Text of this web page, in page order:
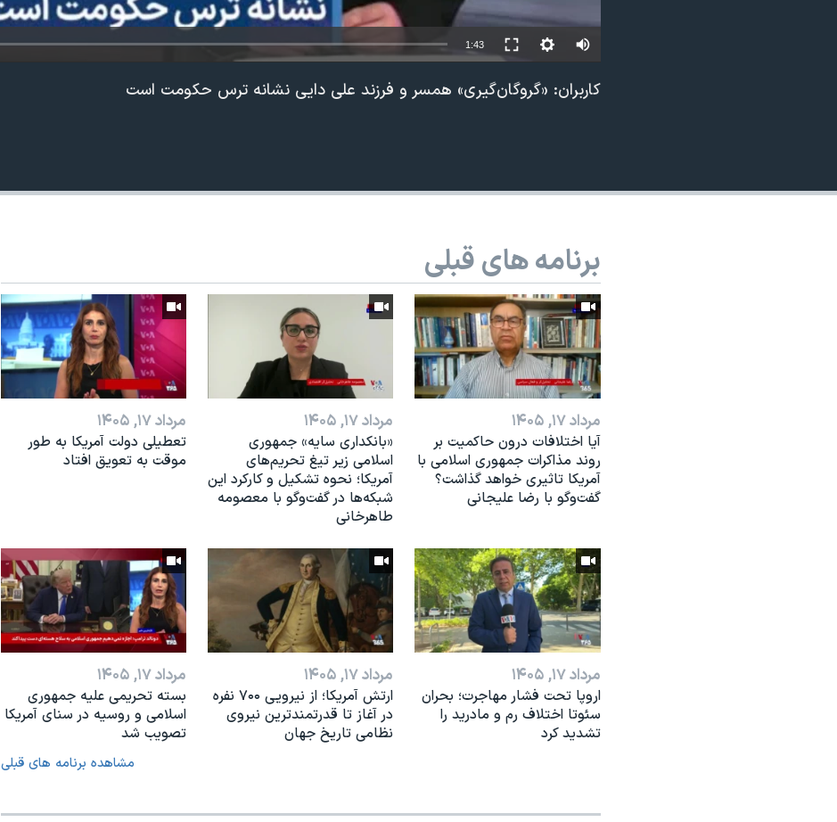
1:43
کاربران: «گروگان‌گیری» همسر و فرزند علی دایی نشانه ترس حکومت است
برنامه های قبلی
مرداد ۱۷, ۱۴۰۵
آیا اختلافات درون حاکمیت بر
روند مذاکرات جمهوری اسلامی با
آمریکا تاثیری خواهد گذاشت؟
گفت‌وگو با رضا علیجانی
مرداد ۱۷, ۱۴۰۵
«بانکداری سایه» جمهوری
اسلامی زیر تیغ تحریم‌های
آمریکا؛ نحوه تشکیل و کارکرد این
شبکه‌ها در گفت‌وگو با معصومه
طاهرخانی
مرداد ۱۷, ۱۴۰۵
تعطیلی دولت آمریکا به طور
موقت به تعویق افتاد
مرداد ۱۷, ۱۴۰۵
اروپا تحت فشار مهاجرت؛ بحران
سئوتا اختلاف رم و مادرید را
تشدید کرد
مرداد ۱۷, ۱۴۰۵
ارتش آمریکا؛ از نيرویی ۷۰۰ نفره
در آغاز تا قدرتمندترین نیروی
نظامی تاریخ جهان
مرداد ۱۷, ۱۴۰۵
بسته تحریمی علیه جمهوری
اسلامی و روسیه در سنای آمریکا
تصویب شد
مشاهده برنامه های قبلی